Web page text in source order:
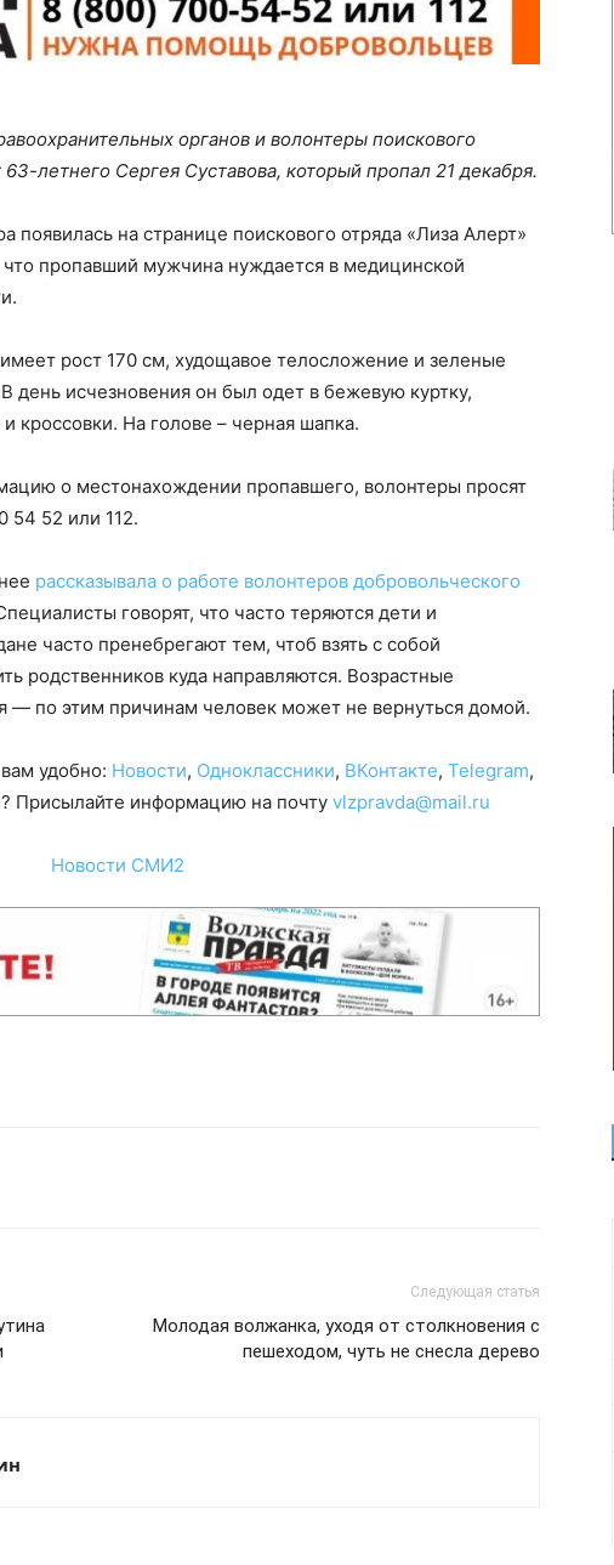
органов и волонтеры поискового
летнего Сергея Суставова, который пропал 21 декабря.
появилась на странице поискового отряда «Лиза Алерт»
пропавший мужчина нуждается в медицинской
рост 170 см, худощавое телосложение и зеленые
день исчезновения он был одет в бежевую куртку,
кроссовки. На голове – черная шапка.
о местонахождении пропавшего, волонтеры просят
54 52 или 112.
рассказывала о работе волонтеров добровольческого
говорят, что часто теряются дети и
часто пренебрегают тем, чтоб взять с собой
родственников куда направляются. Возрастные
— по этим причинам человек может не вернуться домой.
удобно: Новости, Одноклассники, ВКонтакте, Telegram,
Присылайте информацию на почту vlzpravda@mail.ru
Новости СМИ2
Следующая статья
Молодая волжанка, уходя от столкновения с
пешеходом, чуть не снесла дерево